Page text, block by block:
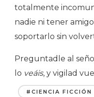
totalmente
nadie ni tener
soportarlo sin
Preguntadle al
lo veáis, y vigilad
#CIENCIA FICCIÓN